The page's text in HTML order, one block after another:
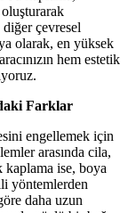
oluşturarak
diğer çevresel
olarak, en yüksek
hem estetik
Farklar
engellemek için
arasında cila,
ise, boya
yöntemlerden
daha uzun